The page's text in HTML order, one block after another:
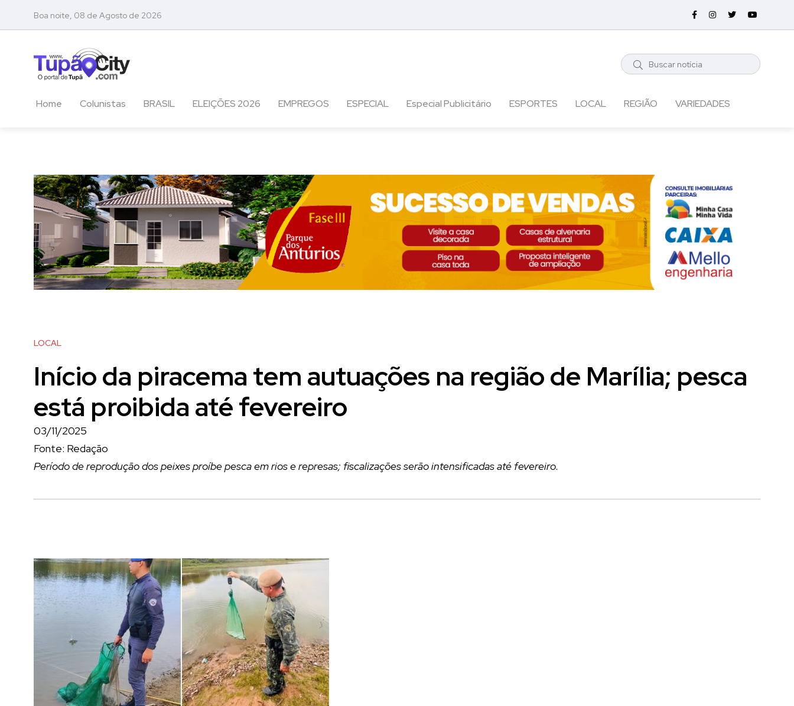
Boa noite, 08 de Agosto de 2026
Home Colunistas BRASIL ELEIÇÕES 2026 EMPREGOS ESPECIAL Especial Publicitário ESPORTES LOCAL REGIÃO VARIEDADES
LOCAL
Início da piracema tem autuações na região de Marília; pesca
está proibida até fevereiro
03/11/2025
Fonte: Redação
Período de reprodução dos peixes proíbe pesca em rios e represas; fiscalizações serão intensificadas até fevereiro.